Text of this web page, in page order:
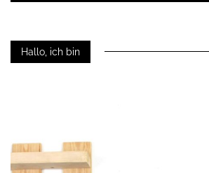
Hallo, ich bin